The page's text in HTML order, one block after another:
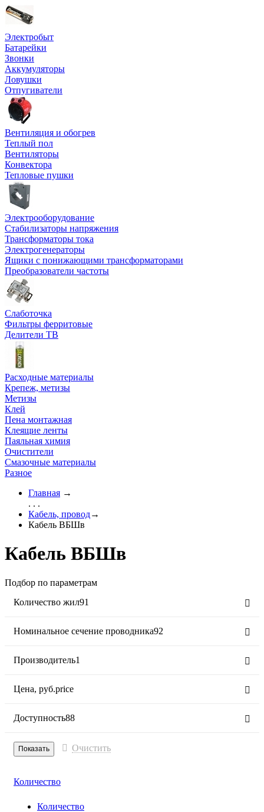
Электробыт
Батарейки
Звонки
Аккумуляторы
Ловушки
Отпугиватели
Вентиляция и обогрев
Теплый пол
Вентиляторы
Конвектора
Тепловые пушки
Электрооборудование
Стабилизаторы напряжения
Трансформаторы тока
Электрогенераторы
Ящики с понижающими трансформаторами
Преобразователи частоты
Слаботочка
Фильтры ферритовые
Делители ТВ
Расходные материалы
Крепеж, метизы
Метизы
Клей
Пена монтажная
Клеящие ленты
Паяльная химия
Очистители
Смазочные материалы
Разное
Главная →
. . .
Кабель, провод→
Кабель ВБШв
Кабель ВБШв
Подбор по параметрам
Количество жил91
Номинальное сечение проводника92
Производитель1
Цена, руб.price
Доступность88
Очистить
Количество
Количество